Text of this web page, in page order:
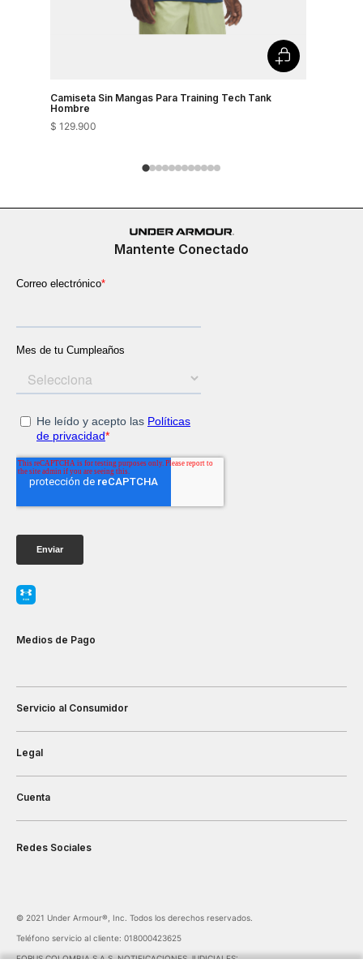
Camiseta Sin Mangas Para Training Tech Tank
Hombre
$ 129.900
Mantente Conectado
Medios de Pago
Servicio al Consumidor
Legal
Cuenta
Redes Sociales
©️ 2021 Under Armour®️, Inc. Todos los derechos reservados.
Teléfono servicio al cliente: 018000423625
FORUS COLOMBIA S.A.S. NOTIFICACIONES JUDICIALES: